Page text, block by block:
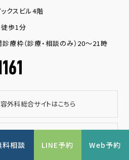
クスビル4階
歩1分
療枠（診療・相談のみ）20～21時
外科総合サイトはこちら
式インスタはこちら
料相談 LINE予約 Web予約